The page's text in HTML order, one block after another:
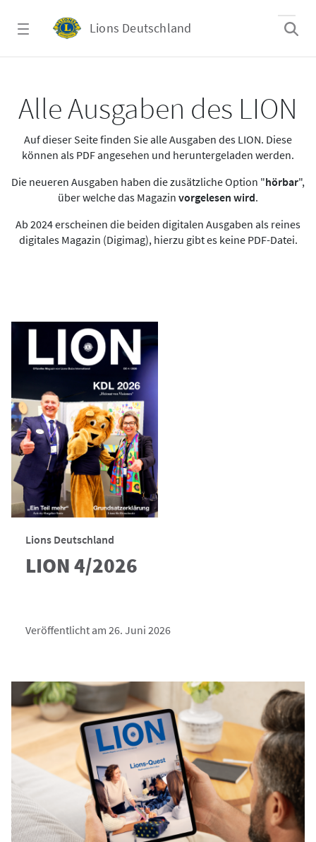
Lions Deutschland
Alle Ausgaben des LION
Auf dieser Seite finden Sie alle Ausgaben des LION. Diese
können als PDF angesehen und heruntergeladen werden.
Die neueren Ausgaben haben die zusätzliche Option "hörbar",
über welche das Magazin vorgelesen wird.
Ab 2024 erscheinen die beiden digitalen Ausgaben als reines
digitales Magazin (Digimag), hierzu gibt es keine PDF-Datei.
Lions Deutschland
LION 4/2026
Veröffentlicht am 26. Juni 2026